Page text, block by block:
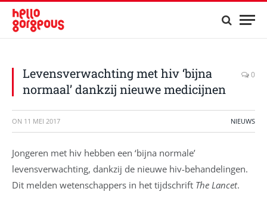
Levensverwachting met hiv ‘bijna
normaal’ dankzij nieuwe medicijnen
0
ON 11 MEI 2017 NIEUWS
Jongeren met hiv hebben een ‘bijna normale’
levensverwachting, dankzij de nieuwe hiv-behandelingen.
Dit melden wetenschappers in het tijdschrift The Lancet.